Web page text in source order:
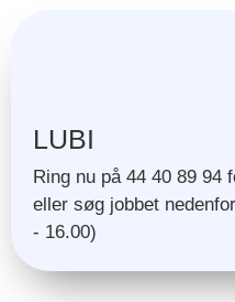
LUBI
Ring nu på 44 40 89 94
eller søg jobbet
- 16.00)